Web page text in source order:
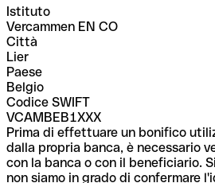
Istituto
Vercammen EN CO
Città
Lier
Paese
Belgio
Codice SWIFT
VCAMBEB1XXX
Prima di effettuare un bonifico
dalla propria banca, è necessario
con la banca o con il beneficiario.
non siamo in grado di confermare